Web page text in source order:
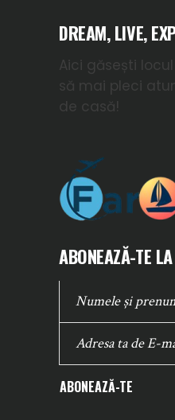
DREAM, LIVE,
Aici găsești
să mai pleci
de casă!
ABONEAZĂ-TE
ABONEAZĂ-TE